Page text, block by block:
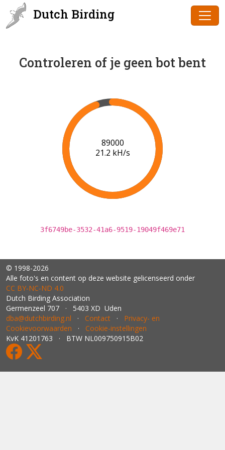
Dutch Birding
Controleren of je geen bot bent
92000
21.3 kH/s
3f6749be-3532-41a6-9519-19049f469e71
© 1998-2026
Alle foto's en content op deze website gelicenseerd onder
CC BY‑NC‑ND 4.0
Dutch Birding Association
Germenzeel 707 · 5403 XD Uden
dba@dutchbirding.nl · Contact · Privacy- en
Cookievoorwaarden · Cookie-instellingen
KvK 41201763 · BTW NL009750915B02